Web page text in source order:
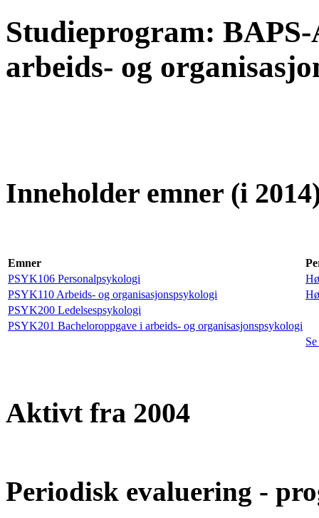
Studieprogram:
arbeids- og
Inneholder emner (i
Emner
PSYK106 Personalpsykologi
PSYK110 Arbeids- og organisasjonspsykologi
PSYK200 Ledelsespsykologi
PSYK201 Bacheloroppgave i arbeids- og organisasjonspsykologi
Aktivt fra 2004
Periodisk evaluering -